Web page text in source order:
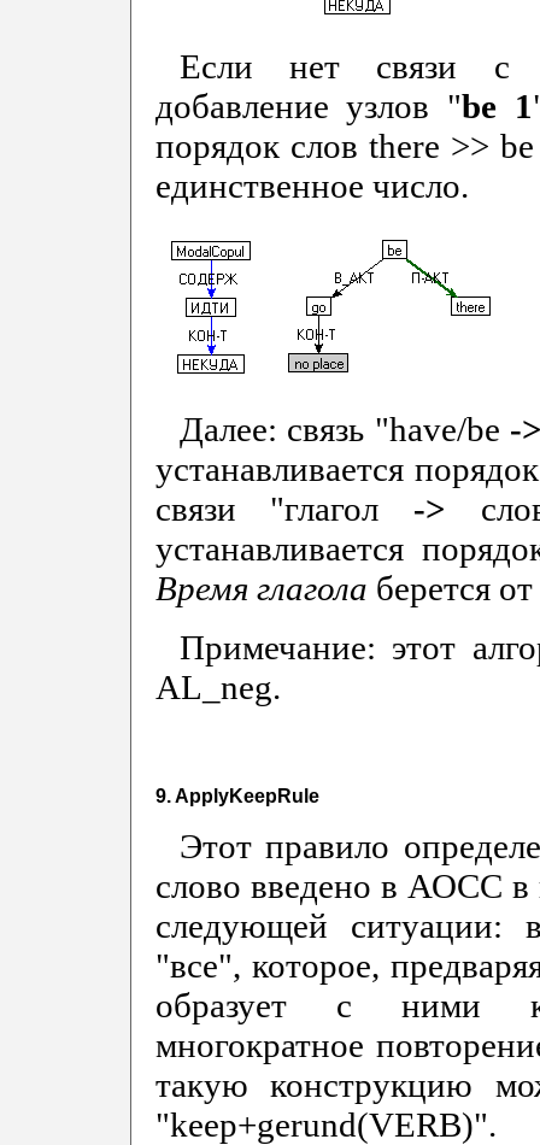
Если нет связи с
добавление узлов "be 1
порядок слов there >> be
единственное число.
Далее: связь "have/be -
устанавливается
связи "глагол ->
устанавливается
Время глагола берется
Примечание: этот
AL_neg.
9. ApplyKeepRule
Этот правило
слово введено в АОСС в
следующей ситуации:
"все", которое,
образует с ними
многократное
такую конструкцию
"keep+gerund(VERB)".